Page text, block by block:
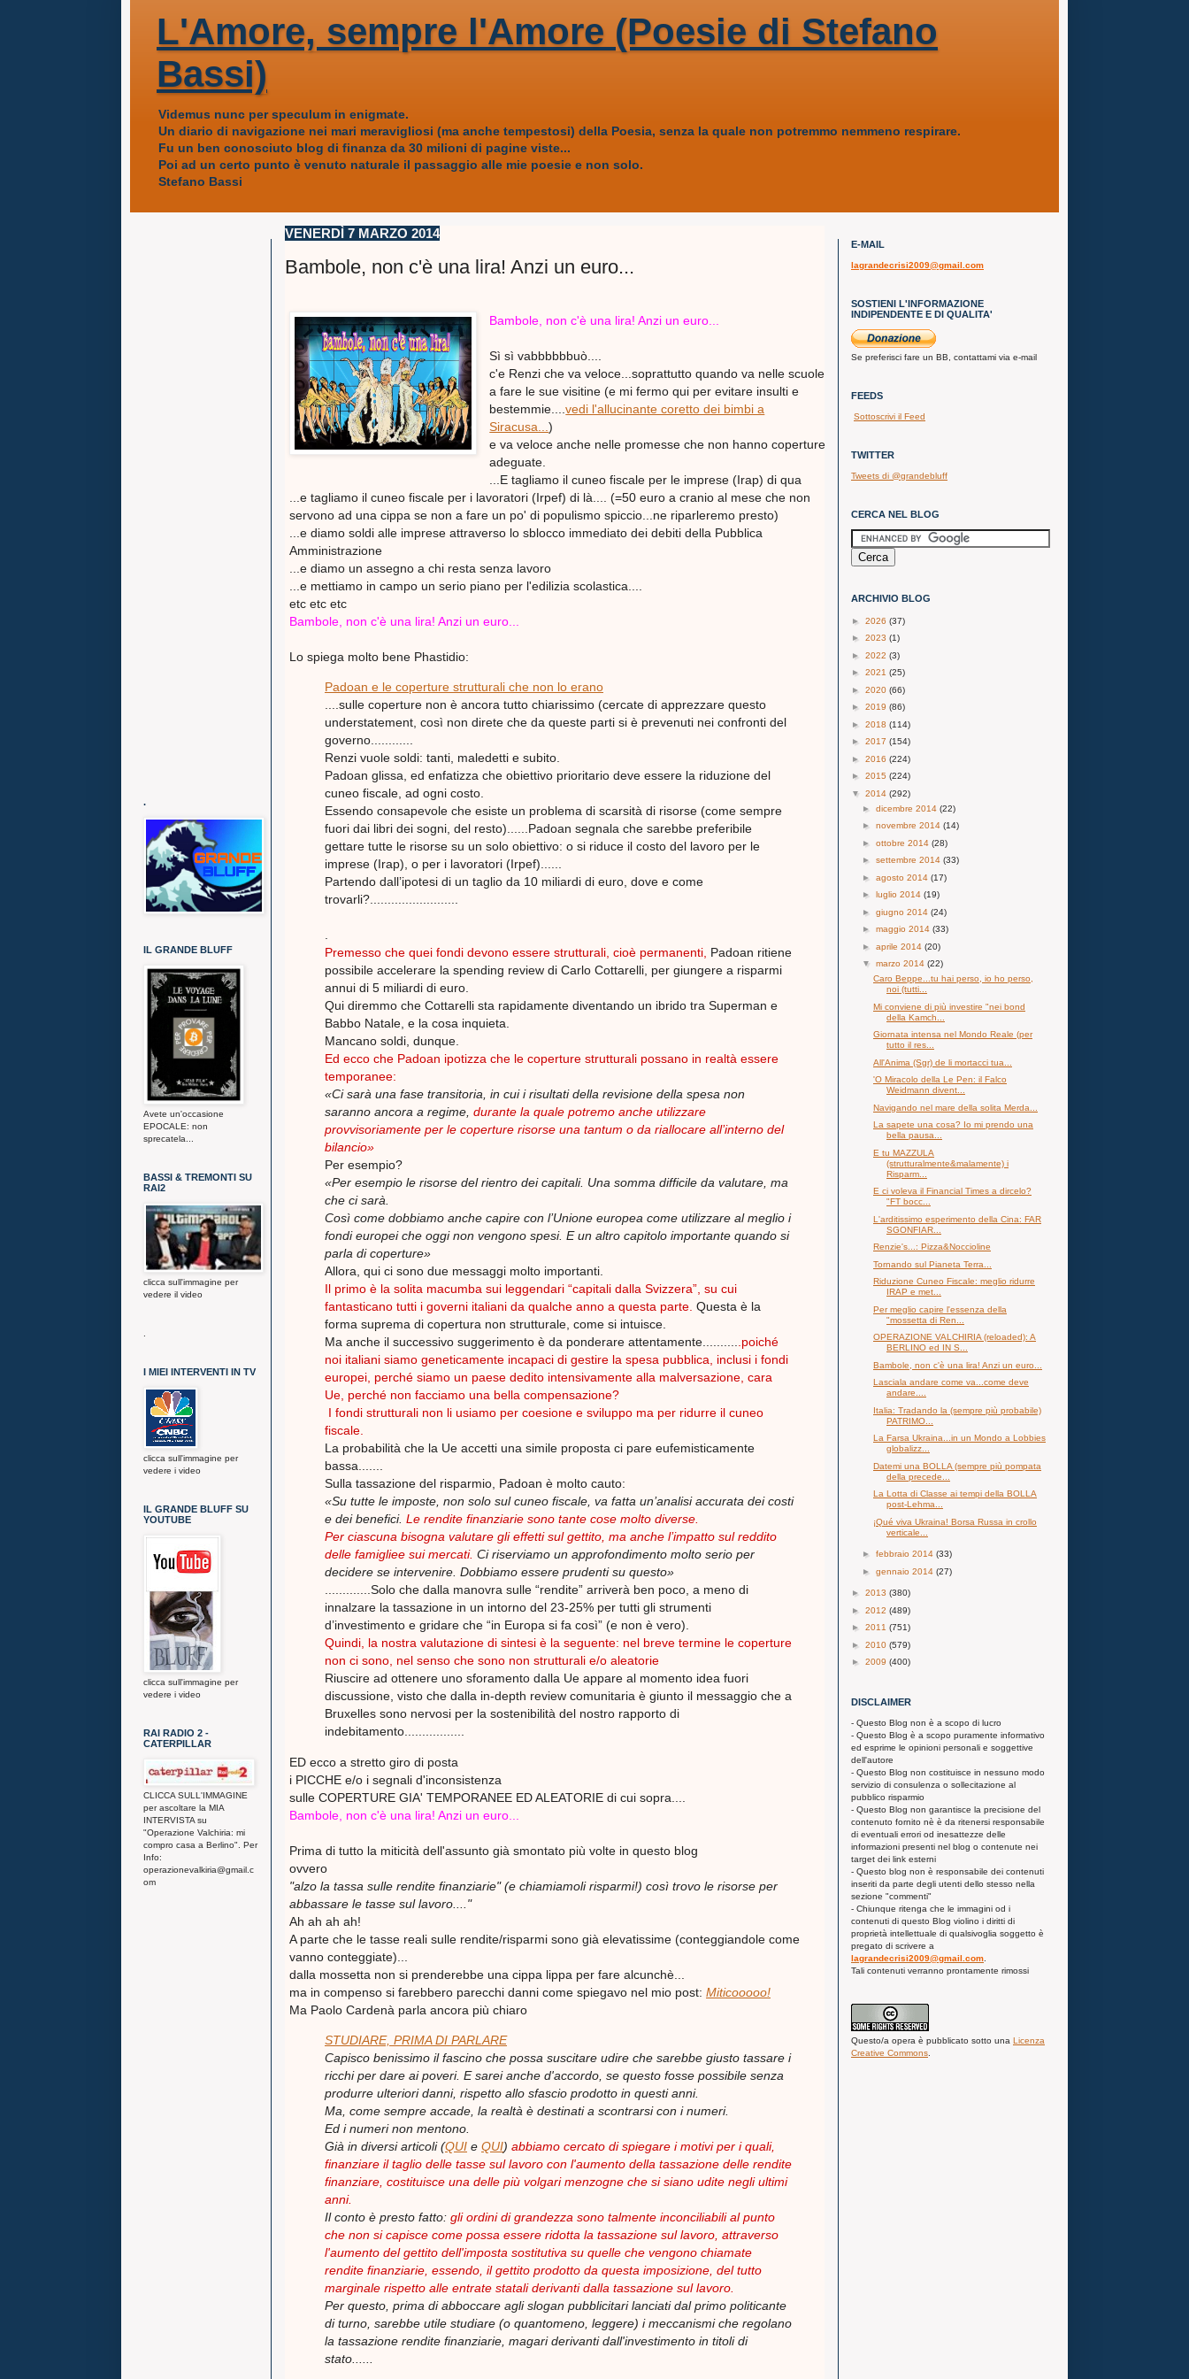
L'Amore, sempre l'Amore (Poesie di Stefano
Bassi)
Videmus nunc per speculum in enigmate.
Un diario di navigazione nei mari meravigliosi (ma anche tempestosi) della Poesia, senza la quale non potremmo nemmeno respirare.
Fu un ben conosciuto blog di finanza da 30 milioni di pagine viste...
Poi ad un certo punto è venuto naturale il passaggio alle mie poesie e non solo.
Stefano Bassi
VENERDÌ 7 MARZO 2014
Bambole, non c'è una lira! Anzi un euro...
Bambole, non c'è una lira! Anzi un euro...
Sì sì vabbbbbbuò....
c'e Renzi che va veloce...soprattutto quando va nelle scuole
a fare le sue visitine (e mi fermo qui per evitare insulti e
bestemmie....vedi l'allucinante coretto dei bimbi a
Siracusa...)
e va veloce anche nelle promesse che non hanno coperture
adeguate.
...E tagliamo il cuneo fiscale per le imprese (Irap) di qua
...e tagliamo il cuneo fiscale per i lavoratori (Irpef) di là.... (=50 euro a cranio al mese che non
servono ad una cippa se non a fare un po' di populismo spiccio...ne riparleremo presto)
...e diamo soldi alle imprese attraverso lo sblocco immediato dei debiti della Pubblica
Amministrazione
...e diamo un assegno a chi resta senza lavoro
...e mettiamo in campo un serio piano per l'edilizia scolastica....
etc etc etc
Bambole, non c'è una lira! Anzi un euro...
Lo spiega molto bene Phastidio:
Padoan e le coperture strutturali che non lo erano
....sulle coperture non è ancora tutto chiarissimo (cercate di apprezzare questo
understatement, così non direte che da queste parti si è prevenuti nei confronti del
governo............
Renzi vuole soldi: tanti, maledetti e subito.
Padoan glissa, ed enfatizza che obiettivo prioritario deve essere la riduzione del
cuneo fiscale, ad ogni costo.
Essendo consapevole che esiste un problema di scarsità di risorse (come sempre
fuori dai libri dei sogni, del resto)......Padoan segnala che sarebbe preferibile
gettare tutte le risorse su un solo obiettivo: o si riduce il costo del lavoro per le
imprese (Irap), o per i lavoratori (Irpef)......
Partendo dall’ipotesi di un taglio da 10 miliardi di euro, dove e come
trovarli?.........................
.
Premesso che quei fondi devono essere strutturali, cioè permanenti, Padoan ritiene
possibile accelerare la spending review di Carlo Cottarelli, per giungere a risparmi
annui di 5 miliardi di euro.
Qui diremmo che Cottarelli sta rapidamente diventando un ibrido tra Superman e
Babbo Natale, e la cosa inquieta.
Mancano soldi, dunque.
Ed ecco che Padoan ipotizza che le coperture strutturali possano in realtà essere
temporanee:
«Ci sarà una fase transitoria, in cui i risultati della revisione della spesa non
saranno ancora a regime, durante la quale potremo anche utilizzare
provvisoriamente per le coperture risorse una tantum o da riallocare all’interno del
bilancio»
Per esempio?
«Per esempio le risorse del rientro dei capitali. Una somma difficile da valutare, ma
che ci sarà.
Così come dobbiamo anche capire con l’Unione europea come utilizzare al meglio i
fondi europei che oggi non vengono spesi. E un altro capitolo importante quando si
parla di coperture»
Allora, qui ci sono due messaggi molto importanti.
Il primo è la solita macumba sui leggendari “capitali dalla Svizzera”, su cui
fantasticano tutti i governi italiani da qualche anno a questa parte. Questa è la
forma suprema di copertura non strutturale, come si intuisce.
Ma anche il successivo suggerimento è da ponderare attentamente...........poiché
noi italiani siamo geneticamente incapaci di gestire la spesa pubblica, inclusi i fondi
europei, perché siamo un paese dedito intensivamente alla malversazione, cara
Ue, perché non facciamo una bella compensazione?
I fondi strutturali non li usiamo per coesione e sviluppo ma per ridurre il cuneo
fiscale.
La probabilità che la Ue accetti una simile proposta ci pare eufemisticamente
bassa.......
Sulla tassazione del risparmio, Padoan è molto cauto:
«Su tutte le imposte, non solo sul cuneo fiscale, va fatta un’analisi accurata dei costi
e dei benefici. Le rendite finanziarie sono tante cose molto diverse.
Per ciascuna bisogna valutare gli effetti sul gettito, ma anche l’impatto sul reddito
delle famigliee sui mercati. Ci riserviamo un approfondimento molto serio per
decidere se intervenire. Dobbiamo essere prudenti su questo»
.............Solo che dalla manovra sulle “rendite” arriverà ben poco, a meno di
innalzare la tassazione in un intorno del 23-25% per tutti gli strumenti
d’investimento e gridare che “in Europa si fa così” (e non è vero).
Quindi, la nostra valutazione di sintesi è la seguente: nel breve termine le coperture
non ci sono, nel senso che sono non strutturali e/o aleatorie
Riuscire ad ottenere uno sforamento dalla Ue appare al momento idea fuori
discussione, visto che dalla in-depth review comunitaria è giunto il messaggio che a
Bruxelles sono nervosi per la sostenibilità del nostro rapporto di
indebitamento.................
ED ecco a stretto giro di posta
i PICCHE e/o i segnali d'inconsistenza
sulle COPERTURE GIA' TEMPORANEE ED ALEATORIE di cui sopra....
Bambole, non c'è una lira! Anzi un euro...
Prima di tutto la miticità dell'assunto già smontato più volte in questo blog
ovvero
"alzo la tassa sulle rendite finanziarie" (e chiamiamoli risparmi!) così trovo le risorse per
abbassare le tasse sul lavoro...."
Ah ah ah ah!
A parte che le tasse reali sulle rendite/risparmi sono già elevatissime (conteggiandole come
vanno conteggiate)...
dalla mossetta non si prenderebbe una cippa lippa per fare alcunchè...
ma in compenso si farebbero parecchi danni come spiegavo nel mio post: Miticooooo!
Ma Paolo Cardenà parla ancora più chiaro
STUDIARE, PRIMA DI PARLARE
Capisco benissimo il fascino che possa suscitare udire che sarebbe giusto tassare i
ricchi per dare ai poveri. E sarei anche d'accordo, se questo fosse possibile senza
produrre ulteriori danni, rispetto allo sfascio prodotto in questi anni.
Ma, come sempre accade, la realtà è destinati a scontrarsi con i numeri.
Ed i numeri non mentono.
Già in diversi articoli (QUI e QUI) abbiamo cercato di spiegare i motivi per i quali,
finanziare il taglio delle tasse sul lavoro con l'aumento della tassazione delle rendite
finanziare, costituisce una delle più volgari menzogne che si siano udite negli ultimi
anni.
Il conto è presto fatto: gli ordini di grandezza sono talmente inconciliabili al punto
che non si capisce come possa essere ridotta la tassazione sul lavoro, attraverso
l'aumento del gettito dell'imposta sostitutiva su quelle che vengono chiamate
rendite finanziarie, essendo, il gettito prodotto da questa imposizione, del tutto
marginale rispetto alle entrate statali derivanti dalla tassazione sul lavoro.
Per questo, prima di abboccare agli slogan pubblicitari lanciati dal primo politicante
di turno, sarebbe utile studiare (o quantomeno, leggere) i meccanismi che regolano
la tassazione rendite finanziarie, magari derivanti dall'investimento in titoli di
stato......
.
IL GRANDE BLUFF
Avete un'occasione
EPOCALE: non
sprecatela...
BASSI & TREMONTI SU
RAI2
clicca sull'immagine per
vedere il video
I MIEI INTERVENTI IN TV
clicca sull'immagine per
vedere i video
IL GRANDE BLUFF SU
YOUTUBE
clicca sull'immagine per
vedere i video
RAI RADIO 2 -
CATERPILLAR
CLICCA SULL'IMMAGINE
per ascoltare la MIA
INTERVISTA su
"Operazione Valchiria: mi
compro casa a Berlino". Per
Info:
operazionevalkiria@gmail.c
om
E-MAIL
lagrandecrisi2009@gmail.com
SOSTIENI L'INFORMAZIONE
INDIPENDENTE E DI QUALITA'
Se preferisci fare un BB, contattami via e-mail
FEEDS
Sottoscrivi il Feed
TWITTER
Tweets di @grandebluff
CERCA NEL BLOG
ARCHIVIO BLOG
► 2026 (37)
► 2023 (1)
► 2022 (3)
► 2021 (25)
► 2020 (66)
► 2019 (86)
► 2018 (114)
► 2017 (154)
► 2016 (224)
► 2015 (224)
▼ 2014 (292)
► dicembre 2014 (22)
► novembre 2014 (14)
► ottobre 2014 (28)
► settembre 2014 (33)
► agosto 2014 (17)
► luglio 2014 (19)
► giugno 2014 (24)
► maggio 2014 (33)
► aprile 2014 (20)
▼ marzo 2014 (22)
Caro Beppe...tu hai perso, io ho perso,
noi (tutti...
Mi conviene di più investire "nei bond
della Kamch...
Giornata intensa nel Mondo Reale (per
tutto il res...
All'Anima (Sgr) de li mortacci tua...
'O Miracolo della Le Pen: il Falco
Weidmann divent...
Navigando nel mare della solita Merda...
La sapete una cosa? Io mi prendo una
bella pausa...
E tu MAZZULA
(strutturalmente&malamente) i
Risparm...
E ci voleva il Financial Times a dircelo?
"FT bocc...
L'arditissimo esperimento della Cina: FAR
SGONFIAR...
Renzie's...: Pizza&Noccioline
Tornando sul Pianeta Terra...
Riduzione Cuneo Fiscale: meglio ridurre
IRAP e met...
Per meglio capire l'essenza della
"mossetta di Ren...
OPERAZIONE VALCHIRIA (reloaded): A
BERLINO ed IN S...
Bambole, non c'è una lira! Anzi un euro...
Lasciala andare come va...come deve
andare....
Italia: Tradando la (sempre più probabile)
PATRIMO...
La Farsa Ukraina...in un Mondo a Lobbies
globalizz...
Datemi una BOLLA (sempre più pompata
della precede...
La Lotta di Classe ai tempi della BOLLA
post-Lehma...
¡Qué viva Ukraina! Borsa Russa in crollo
verticale...
► febbraio 2014 (33)
► gennaio 2014 (27)
► 2013 (380)
► 2012 (489)
► 2011 (751)
► 2010 (579)
► 2009 (400)
DISCLAIMER
- Questo Blog non è a scopo di lucro
- Questo Blog è a scopo puramente informativo
ed esprime le opinioni personali e soggettive
dell'autore
- Questo Blog non costituisce in nessuno modo
servizio di consulenza o sollecitazione al
pubblico risparmio
- Questo Blog non garantisce la precisione del
contenuto fornito nè è da ritenersi responsabile
di eventuali errori od inesattezze delle
informazioni presenti nel blog o contenute nei
target dei link esterni
- Questo blog non è responsabile dei contenuti
inseriti da parte degli utenti dello stesso nella
sezione "commenti"
- Chiunque ritenga che le immagini od i
contenuti di questo Blog violino i diritti di
proprietà intellettuale di qualsivoglia soggetto è
pregato di scrivere a
lagrandecrisi2009@gmail.com
Tali contenuti verranno prontamente rimossi
Questo/a opera è pubblicato sotto una Licenza
Creative Commons